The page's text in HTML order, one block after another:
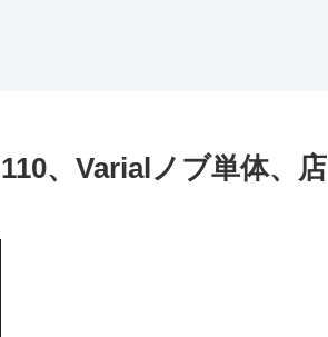
、Varialノブ単体、店